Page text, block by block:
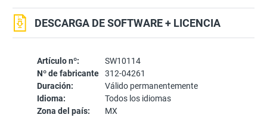
Artículo nº:
SW10114
Nº de fabricante
312-04261
Duración:
Válido permanentemente
Idioma:
Todos los idiomas
Zona del país:
MX
DESCARGA DE SOFTWARE + LICENCIA